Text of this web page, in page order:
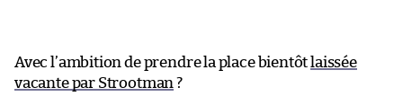
Avec l’ambition de prendre la place bientôt laissée
vacante par Strootman ?